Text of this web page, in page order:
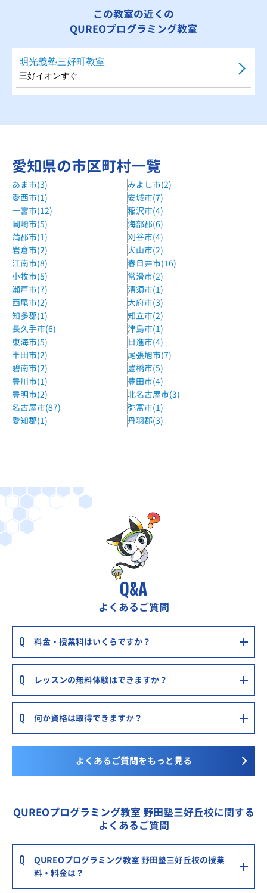
この教室の近くの
QUREOプログラミング教室
明光義塾三好町教室
三好イオンすぐ
愛知県の市区町村一覧
あま市(3)
みよし市(2)
愛西市(1)
安城市(7)
一宮市(12)
稲沢市(4)
岡崎市(5)
海部郡(6)
蒲郡市(1)
刈谷市(4)
岩倉市(2)
犬山市(2)
江南市(8)
春日井市(16)
小牧市(5)
常滑市(2)
瀬戸市(7)
清須市(1)
西尾市(2)
大府市(3)
知多郡(1)
知立市(2)
長久手市(6)
津島市(1)
東海市(5)
日進市(4)
半田市(2)
尾張旭市(7)
碧南市(2)
豊橋市(5)
豊川市(1)
豊田市(4)
豊明市(2)
北名古屋市(3)
名古屋市(87)
弥富市(1)
愛知郡(1)
丹羽郡(3)
Q&A
よくあるご質問
料金・授業料はいくらですか？
レッスンの無料体験はできますか？
何か資格は取得できますか？
よくあるご質問をもっと見る
QUREOプログラミング教室 野田塾三好丘校に関する
よくあるご質問
QUREOプログラミング教室 野田塾三好丘校の授業
料・料金は？